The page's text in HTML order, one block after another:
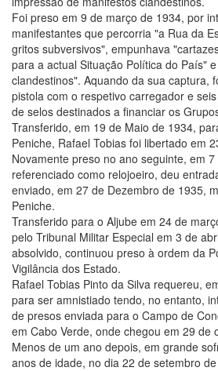
Foi preso em 9 de março de 1934, por
manifestantes que percorria "a Rua da
gritos subversivos", empunhava
para a actual Situação Política do País"
clandestinos". Aquando da sua captura,
pistola com o respetivo carregador e
de selos destinados a financiar os
Transferido, em 19 de Maio de 1934,
Peniche, Rafael Tobias foi libertado em
Novamente preso no ano seguinte, em
referenciado como relojoeiro, deu
enviado, em 27 de Dezembro de 1935,
Peniche.
Transferido para o Aljube em 24 de
pelo Tribunal Militar Especial em 3 de
absolvido, continuou preso à ordem da
Vigilância dos Estado.
Rafael Tobias Pinto da Silva requereu,
para ser amnistiado tendo, no entanto,
de presos enviada para o Campo de
em Cabo Verde, onde chegou em 29 de
Menos de um ano depois, em grande
anos de idade, no dia 22 de setembro